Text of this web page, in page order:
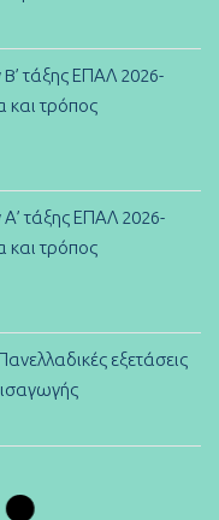
τάξης ΕΠΑΛ 2026-
και τρόπος
τάξης ΕΠΑΛ 2026-
και τρόπος
εξετάσεις